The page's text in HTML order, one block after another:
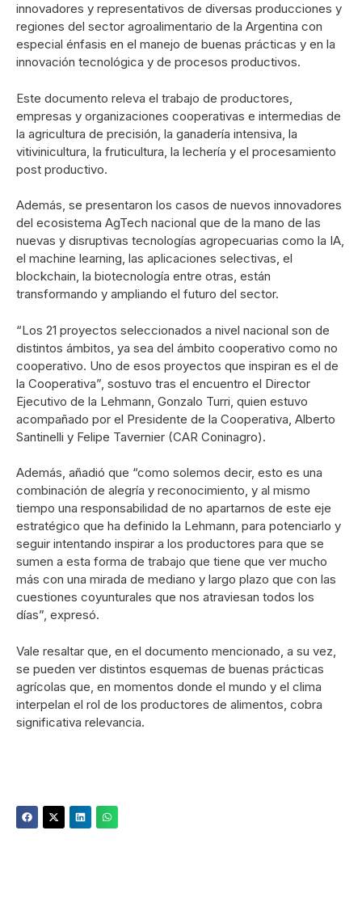
innovadores y representativos de diversas producciones y
regiones del sector agroalimentario de la Argentina con
especial énfasis en el manejo de buenas prácticas y en la
innovación tecnológica y de procesos productivos.
Este documento releva el trabajo de productores,
empresas y organizaciones cooperativas e intermedias de
la agricultura de precisión, la ganadería intensiva, la
vitivinicultura, la fruticultura, la lechería y el procesamiento
post productivo.
Además, se presentaron los casos de nuevos innovadores
del ecosistema AgTech nacional que de la mano de las
nuevas y disruptivas tecnologías agropecuarias como la IA,
el machine learning, las aplicaciones selectivas, el
blockchain, la biotecnología entre otras, están
transformando y ampliando el futuro del sector.
“Los 21 proyectos seleccionados a nivel nacional son de
distintos ámbitos, ya sea del ámbito cooperativo como no
cooperativo. Uno de esos proyectos que inspiran es el de
la Cooperativa”, sostuvo tras el encuentro el Director
Ejecutivo de la Lehmann, Gonzalo Turri, quien estuvo
acompañado por el Presidente de la Cooperativa, Alberto
Santinelli y Felipe Tavernier (CAR Coninagro).
Además, añadió que “como solemos decir, esto es una
combinación de alegría y reconocimiento, y al mismo
tiempo una responsabilidad de no apartarnos de este eje
estratégico que ha definido la Lehmann, para potenciarlo y
seguir intentando inspirar a los productores para que se
sumen a esta forma de trabajo que tiene que ver mucho
más con una mirada de mediano y largo plazo que con las
cuestiones coyunturales que nos atraviesan todos los
días”, expresó.
Vale resaltar que, en el documento mencionado, a su vez,
se pueden ver distintos esquemas de buenas prácticas
agrícolas que, en momentos donde el mundo y el clima
interpelan el rol de los productores de alimentos, cobra
significativa relevancia.